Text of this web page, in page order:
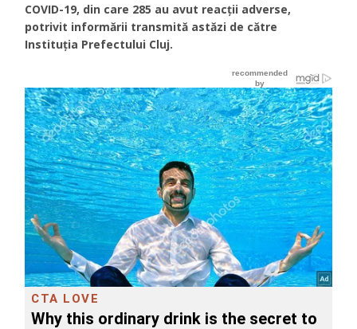
COVID-19, din care 285 au avut reacţii adverse,
potrivit informării transmită astăzi de către
Instituţia Prefectului Cluj.